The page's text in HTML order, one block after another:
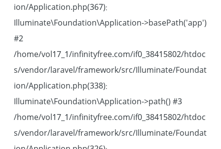
ion/Application.php(367):
Illuminate\Foundation\Application->basePath('app')
#2
/home/vol17_1/infinityfree.com/if0_38415802/htdoc
s/vendor/laravel/framework/src/Illuminate/Foundat
ion/Application.php(338):
Illuminate\Foundation\Application->path() #3
/home/vol17_1/infinityfree.com/if0_38415802/htdoc
s/vendor/laravel/framework/src/Illuminate/Foundat